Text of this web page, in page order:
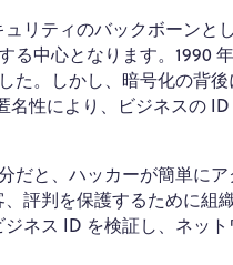
リティのバックボーンと
る中心となります。1990
た。しかし、暗号化の背
性により、ビジネスの
だと、ハッカーが簡単に
評判を保護するために組
ネス ID を検証し、ネッ